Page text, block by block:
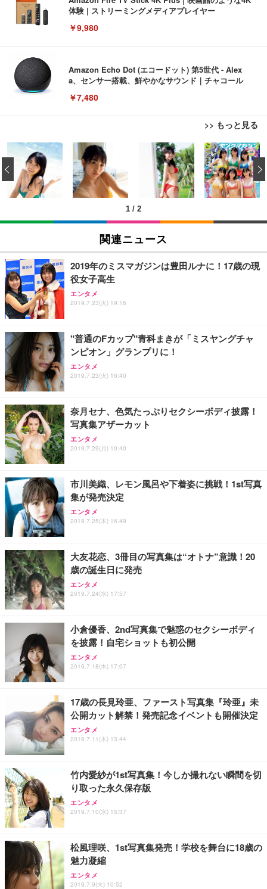
体験 | ストリーミングメディアプレイヤー
￥9,980
Amazon Echo Dot (エコードット) 第5世代 - Alex
a、センサー搭載、鮮やかなサウンド｜チャコール
￥7,480
>> もっと見る
[EdoErgo] オフィスチェア 椅子 テレワーク 疲れな
い 跳ね上げ式アームレスト コンパクト 約105度ロッ
キング pc 事務椅子 360度回転 座面昇降 強化ナイロ
ン樹脂ベース 通気性メッシュ 在宅ワーク H-WY01
(黒網+黒枠+黒足)
￥5,699
SIHOO B100 オフィスチェア／デスクチェア メッシ
ュチェア 人間工学 疲れない ブラック
￥27,999
ワーク チェア 強化バックレスト 30度ロッキング機
能 人間工学 椅子 腰サポート 90度跳ね上げ式アーム
務用 おしゃれ パソコンチェア (ブラック)
Sezlife オフィスチェア デスクチェア 疲れない テレ
ワーク チェア 強化バックレスト 30度ロッキング機
能 人間工学 椅子 腰サポート 90度跳ね上げ式アーム
務用 おしゃれ パソコンチェア (ホワイト)
ANDWINT オフィスチェア デスクチェア 肘なし メ
ッシュ 通気性 ランバーサポート付き 腰サポート ガ
ス圧無段階昇降 360度回転 キャスター付き コンパク
EIZO ビジネス向けプレミアムモニター | FlexScan
EV3240X-WT | 31.5型4K UHD・USB Type-C・ホワ
イト
￥105,595
EIZO ビジネス向けプレミアムモニター | FlexScan
￥109,572
【純正品】27"ゲーミングモニター DualSense 充電
フック付き（CFI-ZDM1J）
【整備済み品】Dell E2724HS 27インチ 液晶モニタ
ー フルHD（1920×1080）VA 非光沢 HDMI/DisplayP
ort/VGA スピーカー内蔵 高さ調整 スイベル VESA対
【MiniLED/24.5inch/280Hz/FHD】GRAPHT THE S
HOOTER Gaming Monitor 24” Essential ゲーミン
グモニター QD 24.5インチ 1ms FHD 量子ドット 残
Amazonベーシック ペットシーツ 薄型 レギュラー 1
回使い捨て 無香料 ホワイト 300枚
￥3,373
Amazonベーシック ペットシーツ 厚型 ワイド 42枚
x2袋(84枚) ホワイト(吸収面:ライトブルー)
￥3,234
ネオ・ルーライフ ネオ・オムツ L 中型犬用 26枚入
り 単品
Smart Basic(スマートベーシック) 【Amazon.co.jp
限定】 Smart Basic アイリスオーヤマ ペットシーツ
超厚型 お徳用 ワイド 100枚入 (x 1) (ケース販売)
アイリスオーヤマ ペットシーツ 超厚型 お徳用 レギ
ュラー 200枚入【Amazon.co.jp限定】
1 / 2
‹
関連ニュース
2019年のミスマガジンは豊田ルナに！17歳の現
役女子高生
エンタメ
2019.7.23(火) 19:16
"普通のFカップ"青科まきが「ミスヤングチャ
ンピオン」グランプリに！
エンタメ
2019.7.23(火) 16:40
奈月セナ、色気たっぷりセクシーボディ披露！
写真集アザーカット
エンタメ
2019.7.29(月) 10:40
市川美織、レモン風呂や下着姿に挑戦！1st写真
集が発売決定
エンタメ
2019.7.25(木) 16:49
大友花恋、3冊目の写真集は“オトナ”意識！20
歳の誕生日に発売
エンタメ
2019.7.24(水) 17:57
小倉優香、2nd写真集で魅惑のセクシーボディ
を披露！自宅ショットも初公開
エンタメ
2019.7.18(木) 17:07
17歳の長見玲亜、ファースト写真集『玲亜』未
公開カット解禁！発売記念イベントも開催決定
エンタメ
2019.7.11(木) 13:44
竹内愛紗が1st写真集！今しか撮れない瞬間を切
り取った永久保存版
エンタメ
2019.7.10(水) 15:37
松風理咲、1st写真集発売！学校を舞台に18歳の
魅力凝縮
エンタメ
2019.7.9(火) 10:52